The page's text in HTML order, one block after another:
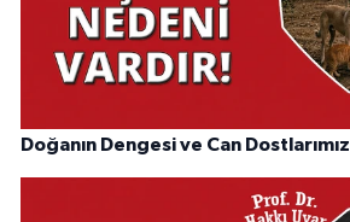
Doğanın Dengesi ve Can Dostlarımız